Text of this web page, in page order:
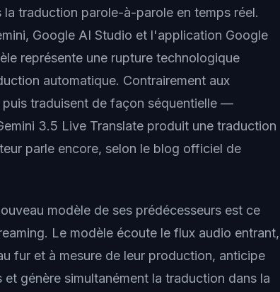
traduction parole-à-parole en temps réel.
Google AI Studio et l'application Google
représente une rupture technologique
automatique. Contrairement aux
traduisent de façon séquentielle —
3.5 Live Translate produit une traduction
parle encore, selon le blog officiel de
modèle de ses prédécesseurs est ce
Le modèle écoute le flux audio entrant,
fur et à mesure de leur production, anticipe
génère simultanément la traduction dans la